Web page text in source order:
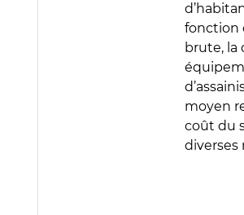
fonction
brute, la
moyen
coût du
diverses